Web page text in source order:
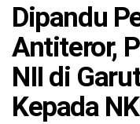
Dipandu
Antiteror,
NII di
Kepada